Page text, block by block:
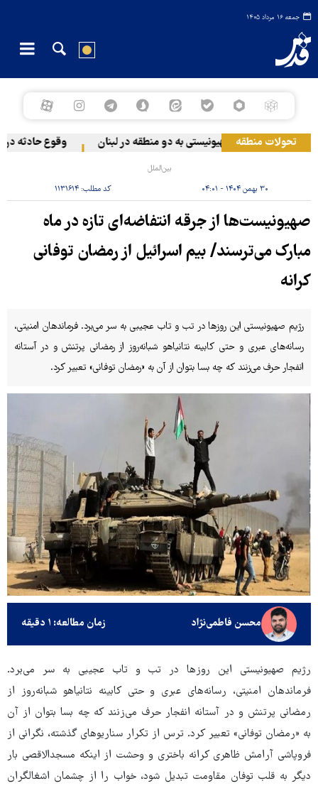
جمعه ۱۶ مرداد ۱۴۰۵
تحولات منطقه
حمله رژیم صهیونیستی به دو منطقه در لبنان وقوع حادثه
بین‌الملل
۳۰ بهمن ۱۴۰۴ - ۰۴:۰۱ کد مطلب: ۱۱۳۱۶۱۴
صهیونیست‌ها از جرقه انتفاضه‌ای تازه در ماه
مبارک می‌ترسند/ بیم اسرائیل از رمضان توفانی
کرانه
رژیم صهیونیستی این روزها در تب و تاب عجیبی به سر می‌برد. فرماندهان امنیتی،
رسانه‌های عبری و حتی کابینه نتانیاهو شبانه‌روز از رمضانی پرتنش و در آستانه
انفجار حرف می‌زنند که چه بسا بتوان از آن به «رمضان توفانی» تعبیر کرد.
محسن فاطمی‌نژاد زمان مطالعه: ۱ دقیقه
رژیم صهیونیستی این روزها در تب و تاب عجیبی به سر می‌برد.
فرماندهان امنیتی، رسانه‌های عبری و حتی کابینه نتانیاهو شبانه‌روز از
رمضانی پرتنش و در آستانه انفجار حرف می‌زنند که چه بسا بتوان از آن
به «رمضان توفانی» تعبیر کرد. ترس از تکرار سناریوهای گذشته، نگرانی از
فروپاشی آرامش ظاهری کرانه باختری و وحشت از اینکه مسجدالاقصی بار
دیگر به قلب توفان مقاومت تبدیل شود، خواب را از چشمان‌ اشغالگران